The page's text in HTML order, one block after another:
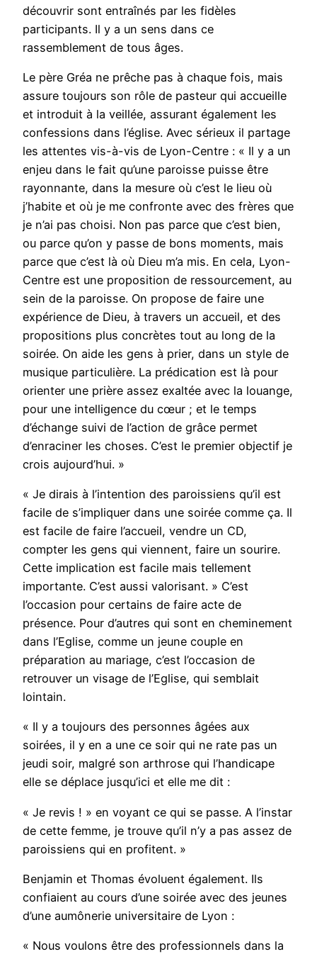
découvrir sont entraînés par les fidèles
participants. Il y a un sens dans ce
rassemblement de tous âges.
Le père Gréa ne prêche pas à chaque fois, mais
assure toujours son rôle de pasteur qui accueille
et introduit à la veillée, assurant également les
confessions dans l’église. Avec sérieux il partage
les attentes vis-à-vis de Lyon-Centre : « Il y a un
enjeu dans le fait qu’une paroisse puisse être
rayonnante, dans la mesure où c’est le lieu où
j’habite et où je me confronte avec des frères que
je n’ai pas choisi. Non pas parce que c’est bien,
ou parce qu’on y passe de bons moments, mais
parce que c’est là où Dieu m’a mis. En cela, Lyon-
Centre est une proposition de ressourcement, au
sein de la paroisse. On propose de faire une
expérience de Dieu, à travers un accueil, et des
propositions plus concrètes tout au long de la
soirée. On aide les gens à prier, dans un style de
musique particulière. La prédication est là pour
orienter une prière assez exaltée avec la louange,
pour une intelligence du cœur ; et le temps
d’échange suivi de l’action de grâce permet
d’enraciner les choses. C’est le premier objectif je
crois aujourd’hui. »
« Je dirais à l’intention des paroissiens qu’il est
facile de s’impliquer dans une soirée comme ça. Il
est facile de faire l’accueil, vendre un CD,
compter les gens qui viennent, faire un sourire.
Cette implication est facile mais tellement
importante. C’est aussi valorisant. » C’est
l’occasion pour certains de faire acte de
présence. Pour d’autres qui sont en cheminement
dans l’Eglise, comme un jeune couple en
préparation au mariage, c’est l’occasion de
retrouver un visage de l’Eglise, qui semblait
lointain.
« Il y a toujours des personnes âgées aux
soirées, il y en a une ce soir qui ne rate pas un
jeudi soir, malgré son arthrose qui l’handicape
elle se déplace jusqu’ici et elle me dit :
« Je revis ! » en voyant ce qui se passe. A l’instar
de cette femme, je trouve qu’il n’y a pas assez de
paroissiens qui en profitent. »
Benjamin et Thomas évoluent également. Ils
confiaient au cours d’une soirée avec des jeunes
d’une aumônerie universitaire de Lyon :
« Nous voulons être des professionnels dans la